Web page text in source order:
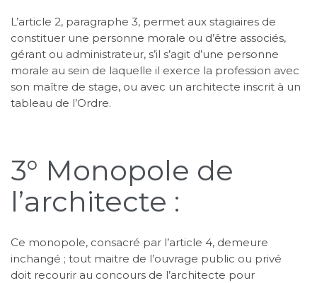
L’article 2, paragraphe 3, permet aux stagiaires de
constituer une personne morale ou d’être associés,
gérant ou administrateur, s’il s’agit d’une personne
morale au sein de laquelle il exerce la profession avec
son maître de stage, ou avec un architecte inscrit à un
tableau de l’Ordre.
3° Monopole de
l’architecte :
Ce monopole, consacré par l’article 4, demeure
inchangé ; tout maitre de l’ouvrage public ou privé
doit recourir au concours de l’architecte pour